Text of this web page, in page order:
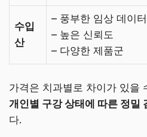
수입
산
– 풍부한 임상 데이터
– 높은 신뢰도
– 다양한 제품군
가격은 치과별로 차이가 있을
개인별 구강 상태에 따른 정밀
다.